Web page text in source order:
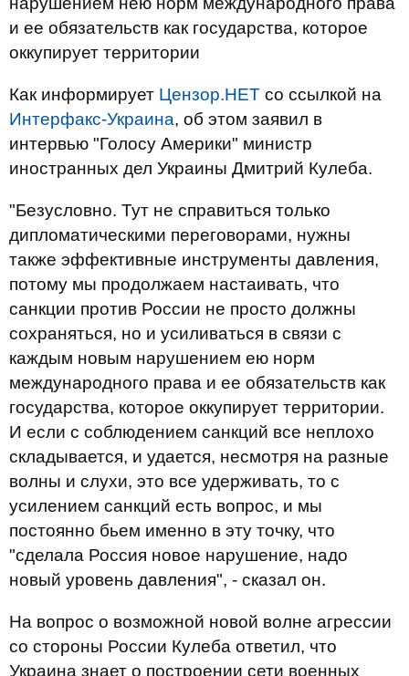
и ее обязательств как государства, которое
оккупирует территории
Как информирует Цензор.НЕТ со ссылкой на
Интерфакс-Украина, об этом заявил в
интервью "Голосу Америки" министр
иностранных дел Украины Дмитрий Кулеба.
"Безусловно. Тут не справиться только
дипломатическими переговорами, нужны
также эффективные инструменты давления,
потому мы продолжаем настаивать, что
санкции против России не просто должны
сохраняться, но и усиливаться в связи с
каждым новым нарушением ею норм
международного права и ее обязательств как
государства, которое оккупирует территории.
И если с соблюдением санкций все неплохо
складывается, и удается, несмотря на разные
волны и слухи, это все удерживать, то с
усилением санкций есть вопрос, и мы
постоянно бьем именно в эту точку, что
"сделала Россия новое нарушение, надо
новый уровень давления", - сказал он.
На вопрос о возможной новой волне агрессии
со стороны России Кулеба ответил, что
Украина знает о построении сети военных